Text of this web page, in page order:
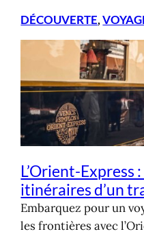
DÉCOUVERTE,
L’Orient-Express
itinéraires d’un
Embarquez pour un
les frontières avec